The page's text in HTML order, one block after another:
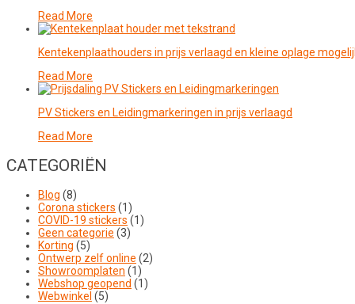
Read More
Kentekenplaathouders in prijs verlaagd en kleine oplage
Read More
PV Stickers en Leidingmarkeringen in prijs verlaagd
Read More
CATEGORIËN
Blog (8)
Corona stickers (1)
COVID-19 stickers (1)
Geen categorie (3)
Korting (5)
Ontwerp zelf online (2)
Showroomplaten (1)
Webshop geopend (1)
Webwinkel (5)